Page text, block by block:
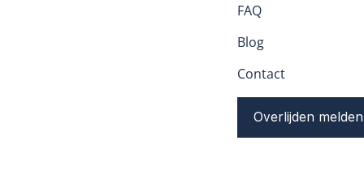
FAQ
Blog
Contact
Overlijden melden